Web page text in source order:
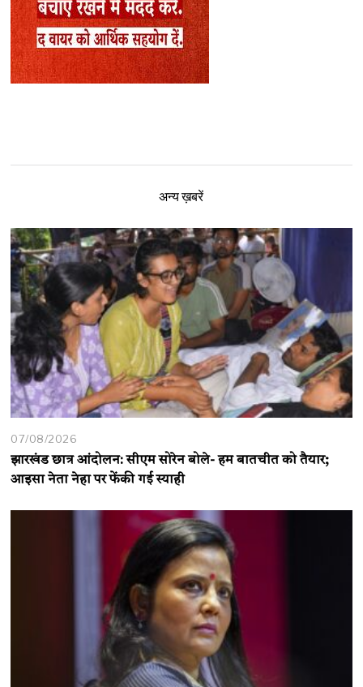
अन्य ख़बरें
07/08/2026
झारखंड छात्र आंदोलन: सीएम सोरेन बोले- हम बातचीत को तैयार;
आइसा नेता नेहा पर फेंकी गई स्याही